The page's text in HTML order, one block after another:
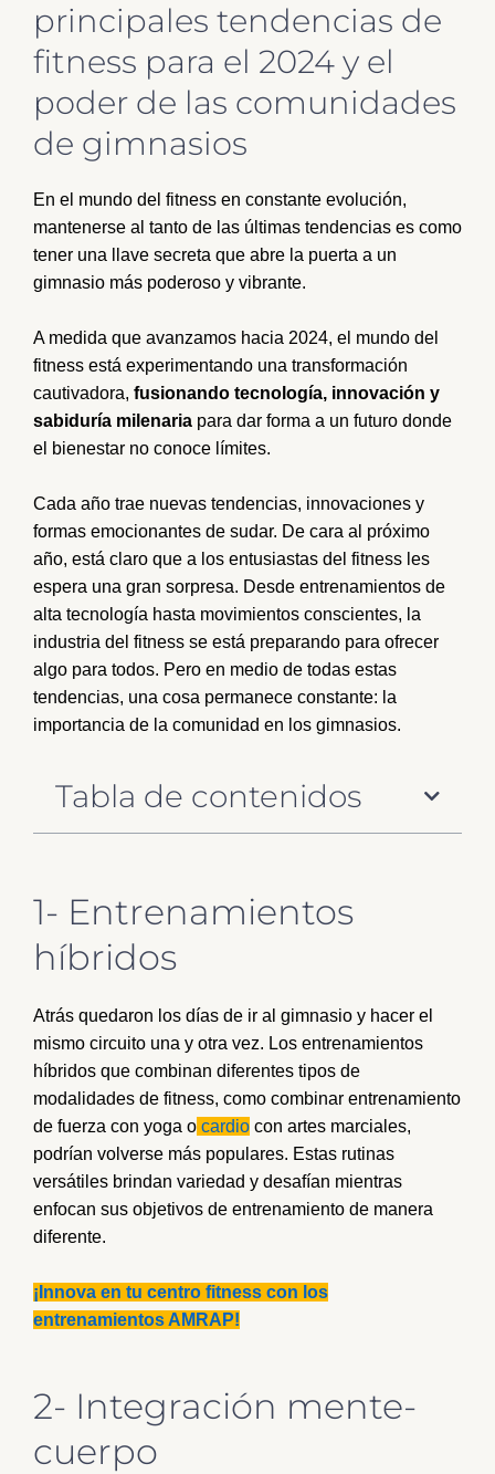
principales tendencias de
fitness para el 2024 y el
poder de las comunidades
de gimnasios
En el mundo del fitness en constante evolución,
mantenerse al tanto de las últimas tendencias es como
tener una llave secreta que abre la puerta a un
gimnasio más poderoso y vibrante.
A medida que avanzamos hacia 2024, el mundo del
fitness está experimentando una transformación
cautivadora, fusionando tecnología, innovación y
sabiduría milenaria para dar forma a un futuro donde
el bienestar no conoce límites.
Cada año trae nuevas tendencias, innovaciones y
formas emocionantes de sudar. De cara al próximo
año, está claro que a los entusiastas del fitness les
espera una gran sorpresa. Desde entrenamientos de
alta tecnología hasta movimientos conscientes, la
industria del fitness se está preparando para ofrecer
algo para todos. Pero en medio de todas estas
tendencias, una cosa permanece constante: la
importancia de la comunidad en los gimnasios.
Tabla de contenidos
1- Entrenamientos
híbridos
Atrás quedaron los días de ir al gimnasio y hacer el
mismo circuito una y otra vez. Los entrenamientos
híbridos que combinan diferentes tipos de
modalidades de fitness, como combinar entrenamiento
de fuerza con yoga o cardio con artes marciales,
podrían volverse más populares. Estas rutinas
versátiles brindan variedad y desafían mientras
enfocan sus objetivos de entrenamiento de manera
diferente.
¡Innova en tu centro fitness con los
entrenamientos AMRAP!
2- Integración mente-
cuerpo